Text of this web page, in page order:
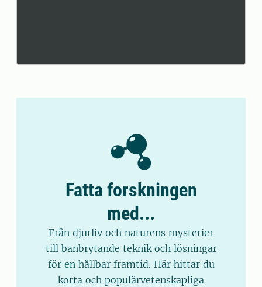
Fatta forskningen
med...
Från djurliv och naturens mysterier
till banbrytande teknik och lösningar
för en hållbar framtid. Här hittar du
korta och populärvetenskapliga